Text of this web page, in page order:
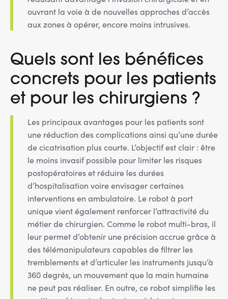
ouvrant la voie à de nouvelles approches d’accès
aux zones à opérer, encore moins intrusives.
Quels sont les bénéfices
concrets pour les patients
et pour les chirurgiens ?
Les principaux avantages pour les patients sont
une réduction des complications ainsi qu’une durée
de cicatrisation plus courte. L’objectif est clair : être
le moins invasif possible pour limiter les risques
postopératoires et réduire les durées
d’hospitalisation voire envisager certaines
interventions en ambulatoire. Le robot à port
unique vient également renforcer l’attractivité du
métier de chirurgien. Comme le robot multi-bras, il
leur permet d’obtenir une précision accrue grâce à
des télémanipulateurs capables de filtrer les
tremblements et d’articuler les instruments jusqu’à
360 degrés, un mouvement que la main humaine
ne peut pas réaliser. En outre, ce robot simplifie les